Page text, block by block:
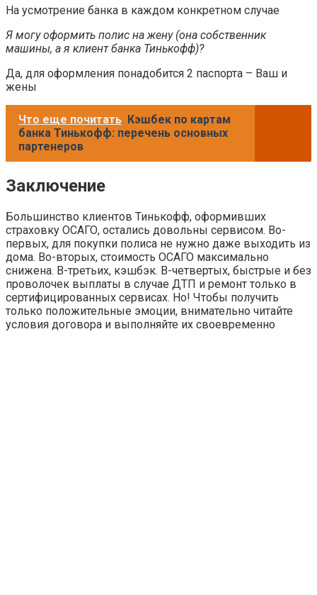
На усмотрение банка в каждом конкретном случае
Я могу оформить полис на жену (она собственник
машины, а я клиент банка Тинькофф)?
Да, для оформления понадобится 2 паспорта – Ваш и
жены
Что еще почитать Кэшбек по картам
банка Тинькофф: перечень основных
партенеров
Заключение
Большинство клиентов Тинькофф, оформивших
страховку ОСАГО, остались довольны сервисом. Во-
первых, для покупки полиса не нужно даже выходить из
дома. Во-вторых, стоимость ОСАГО максимально
снижена. В-третьих, кэшбэк. В-четвертых, быстрые и без
проволочек выплаты в случае ДТП и ремонт только в
сертифицированных сервисах. Но! Чтобы получить
только положительные эмоции, внимательно читайте
условия договора и выполняйте их своевременно